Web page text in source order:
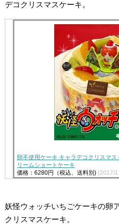
デコクリスマスケーキ。
卵不使用ケーキ キャラデコクリスマ
リームショートケーキ
価格：6280円（税込、送料別) (2017/
妖怪ウォッチいちごケーキの卵
クリスマスケーキ。